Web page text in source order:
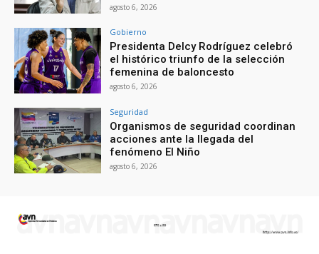
agosto 6, 2026
Gobierno
Presidenta Delcy Rodríguez celebró
el histórico triunfo de la selección
femenina de baloncesto
agosto 6, 2026
Seguridad
Organismos de seguridad coordinan
acciones ante la llegada del
fenómeno El Niño
agosto 6, 2026